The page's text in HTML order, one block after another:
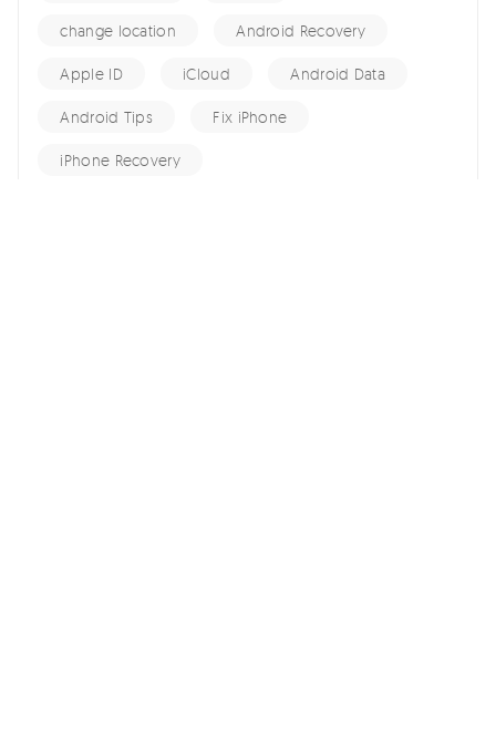
change location Android Recovery
Apple ID iCloud Android Data
Android Tips Fix iPhone
iPhone Recovery